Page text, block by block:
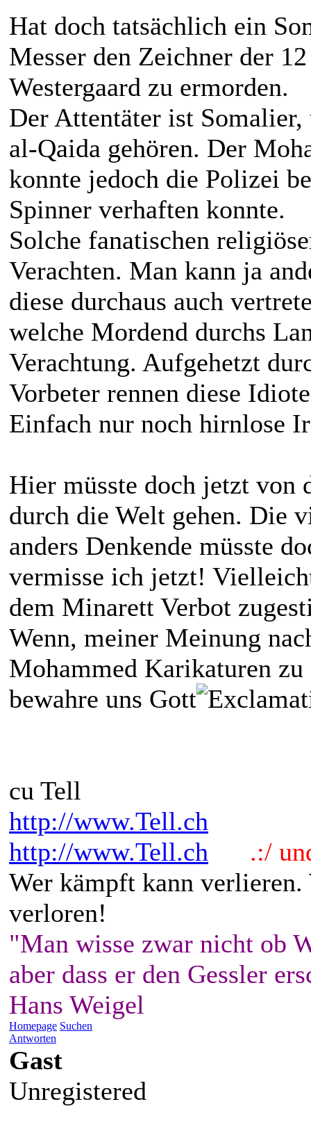
Hat doch tatsächlich ein
Messer den Zeichner der
Westergaard zu ermorden.
Der Attentäter ist
al-Qaida gehören. Der
konnte jedoch die Polizei
Spinner verhaften konnte.
Solche fanatischen
Verachten. Man kann ja
diese durchaus auch
welche Mordend durchs
Verachtung. Aufgehetzt
Vorbeter rennen diese
Einfach nur noch hirnlose
Hier müsste doch jetzt von
durch die Welt gehen. Die
anders Denkende müsste
vermisse ich jetzt!
dem Minarett Verbot
Wenn, meiner Meinung
Mohammed Karikaturen
bewahre uns Gott
cu Tell
http://www.Tell.ch
http://www.Tell.ch
.:/
Wer kämpft kann
verloren!
"Man wisse zwar nicht ob
aber dass er den Gessler
Hans Weigel
Homepage Suchen
Antworten
Gast
Unregistered